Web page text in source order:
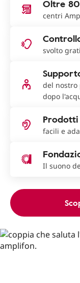
Oltre
centri
svolto
del nostro
dopo
facili e
Il suono